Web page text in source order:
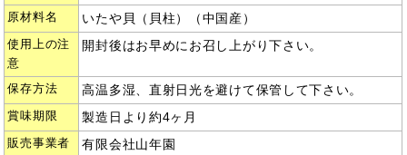
原材料名 いたや貝（貝柱）（中国産）
使用上の注
意
開封後はお早めにお召し上がり下さい。
保存方法 高温多湿、直射日光を避けて保管して下さい。
賞味期限 製造日より約4ヶ月
販売事業者
有限会社山年園